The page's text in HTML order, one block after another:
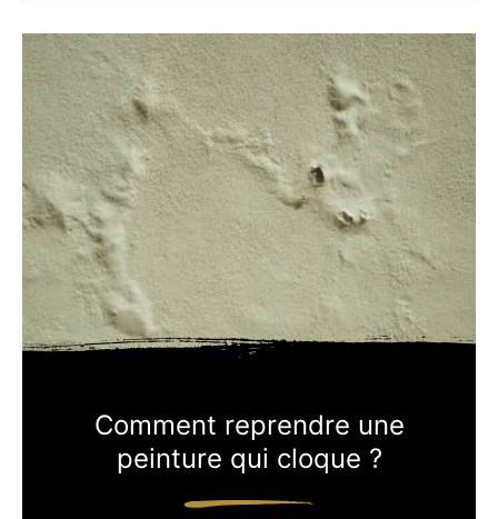
Comment reprendre une
peinture qui cloque ?